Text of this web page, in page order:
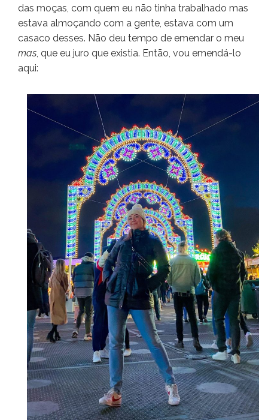
das moças, com quem eu não tinha trabalhado mas
estava almoçando com a gente, estava com um
casaco desses. Não deu tempo de emendar o meu
mas, que eu juro que existia. Então, vou emendá-lo
aqui: